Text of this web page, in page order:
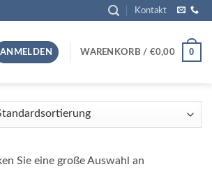
Kontakt
ANMELDEN WARENKORB / €0,00 0
Sie eine große Auswahl an